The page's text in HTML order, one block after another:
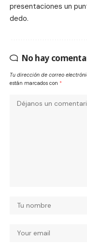
presentaciones un
dedo.
No hay
Tu dirección de correo
están marcados con *